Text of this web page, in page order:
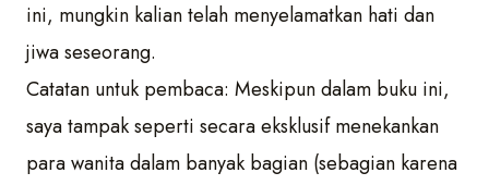
ini, mungkin kalian telah menyelamatkan hati dan
jiwa seseorang.
Catatan untuk pembaca: Meskipun dalam buku ini,
saya tampak seperti secara eksklusif menekankan
para wanita dalam banyak bagian (sebagian karena